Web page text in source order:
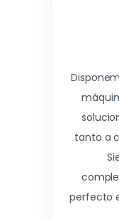
tanto a
perfecto